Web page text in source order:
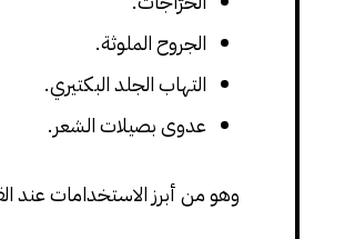
الجروح الملوثة.
التهاب الجلد البكتيري.
عدوى بصيلات الشعر.
وهو من أبرز الاستخدامات عند